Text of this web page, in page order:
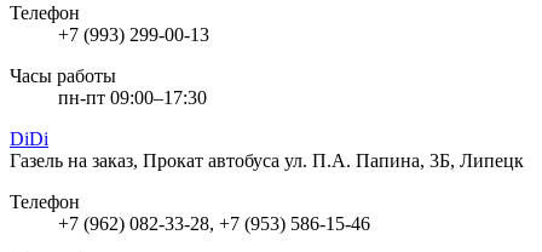
Телефон
+7 (993) 299-00-13
Часы работы
пн-пт 09:00–17:30
DiDi
Газель на заказ, Прокат автобуса ул. П.А. Папина, 3Б, Липецк
Телефон
+7 (962) 082-33-28, +7 (953) 586-15-46